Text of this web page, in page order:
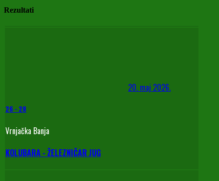
Rezultati
20. maj 2026.
26 - 28
Vrnjačka Banja
KOLUBARA - ŽELEZNIČAR JUG